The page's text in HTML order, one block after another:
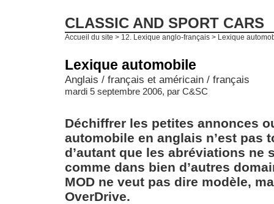
CLASSIC AND SPORT CARS
Accueil du site > 12. Lexique anglo-français > Lexique
Lexique automobile
Anglais / français et américain / français
mardi 5 septembre 2006, par C&SC
Déchiffrer les petites annonces
automobile en anglais n’est pas
d’autant que les abréviations ne
comme dans bien d’autres
MOD ne veut pas dire modèle,
OverDrive.